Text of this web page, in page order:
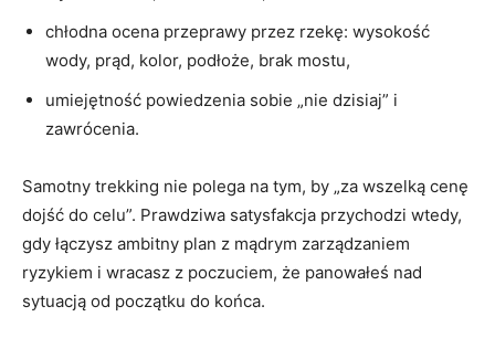
chłodna ocena przeprawy przez rzekę: wysokość
wody, prąd, kolor, podłoże, brak mostu,
umiejętność powiedzenia sobie „nie dzisiaj” i
zawrócenia.
Samotny trekking nie polega na tym, by „za wszelką cenę
dojść do celu”. Prawdziwa satysfakcja przychodzi wtedy,
gdy łączysz ambitny plan z mądrym zarządzaniem
ryzykiem i wracasz z poczuciem, że panowałeś nad
sytuacją od początku do końca.